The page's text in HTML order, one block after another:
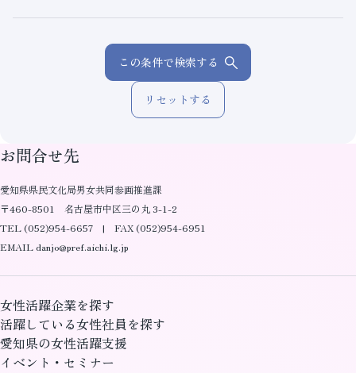
この条件で検索する
リセットする
お問合せ先
愛知県県民文化局男女共同参画推進課
〒460-8501 名古屋市中区三の丸 3-1-2
TEL (052)954-6657 | FAX (052)954-6951
EMAIL danjo@pref.aichi.lg.jp
女性活躍企業を探す
活躍している女性社員を探す
愛知県の女性活躍支援
イベント・セミナー